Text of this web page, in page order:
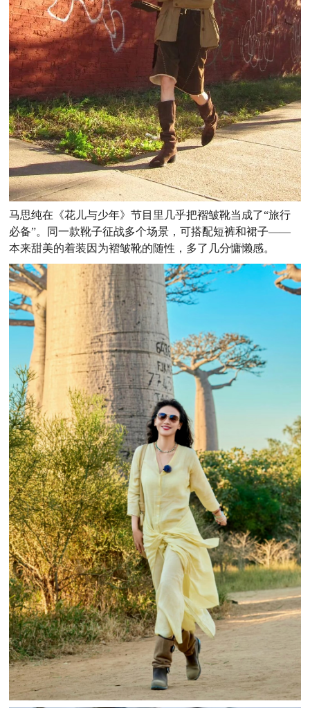
马思纯在《花儿与少年》节目里几乎把褶皱靴当成了“旅行
必备”。同一款靴子征战多个场景，可搭配短裤和裙子——
本来甜美的着装因为褶皱靴的随性，多了几分慵懒感。